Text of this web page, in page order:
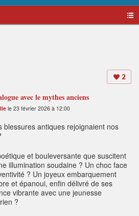
2
avec le mythes anciens
le 23 février 2026 à 12:00
blessures antiques rejoignaient nos
et bouleversante que suscitent
illumination soudaine ? Un choc face
? Un joyeux embarquement
et épanoui, enfin délivré de ses
vibrante avec une jeunesse
?